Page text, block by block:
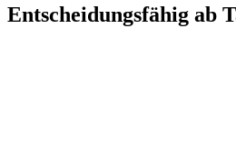
Entscheidungsfähig ab